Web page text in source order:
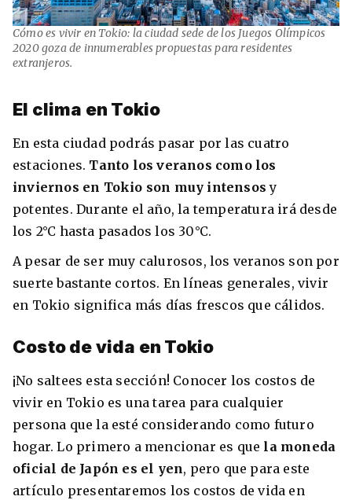
Estudia Desarrollo Web en Toronto
+30 Summer English for Professionals en
Melbourne
Cómo es vivir en Tokio: la ciudad sede de los Juegos Olímpicos
2020 goza de innumerables propuestas para residentes
extranjeros.
El clima en Tokio
En esta ciudad podrás pasar por las cuatro
estaciones. Tanto los veranos como los
inviernos en Tokio son muy intensos y
potentes. Durante el año, la temperatura irá desde
los 2°C hasta pasados los 30°C.
A pesar de ser muy calurosos, los veranos son por
suerte bastante cortos. En líneas generales, vivir
en Tokio significa más días frescos que cálidos.
Costo de vida en Tokio
¡No saltees esta sección! Conocer los costos de
vivir en Tokio es una tarea para cualquier
persona que la esté considerando como futuro
hogar. Lo primero a mencionar es que la moneda
oficial de Japón es el yen, pero que para este
artículo presentaremos los costos de vida en